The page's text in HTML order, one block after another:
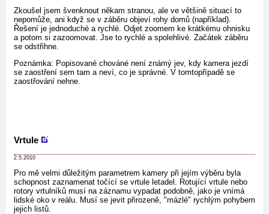
Zkoušel jsem švenknout někam stranou, ale ve většině situací to
nepomůže, ani když se v záběru objeví rohy domů (například).
Řešení je jednoduché a rychlé. Odjet zoomem ke krátkému ohnisku
a potom si zazoomovat. Jse to rychlé a spolehlivé. Začátek záběru
se odstřihne.
Poznámka: Popisované chováné není známý jev, kdy kamera jezdí
se zaostření sem tam a neví, co je správné. V tomtopřípadě se
zaostřování nehne.
Vrtule
2.5.2010
Pro mě velmi důležitým parametrem kamery při jejím výběru byla
schopnost zaznamenat točící se vrtule letadel. Rotující vrtule nebo
rotory vrtulníků musí na záznamu vypadat podobně, jako je vnímá
lidské oko v reálu. Musí se jevit přirozeně, "mázlé" rychlým pohybem
jejich listů.